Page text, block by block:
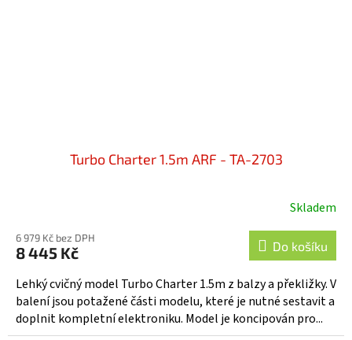
Turbo Charter 1.5m ARF - TA-2703
Skladem
6 979 Kč bez DPH
8 445 Kč Do košíku
Lehký cvičný model Turbo Charter 1.5m z balzy a překližky. V
balení jsou potažené části modelu, které je nutné sestavit a
doplnit kompletní elektroniku. Model je koncipován pro...